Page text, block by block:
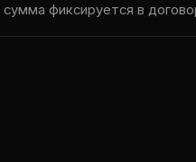
фиксируется в